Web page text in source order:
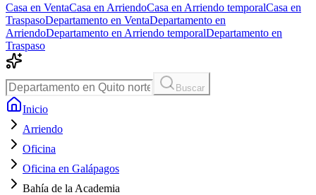
Casa en VentaCasa en ArriendoCasa en Arriendo temporalCasa en
TraspasoDepartamento en VentaDepartamento en
ArriendoDepartamento en Arriendo temporalDepartamento en
Traspaso
Buscar
Inicio
Arriendo
Oficina
Oficina en Galápagos
Bahía de la Academia